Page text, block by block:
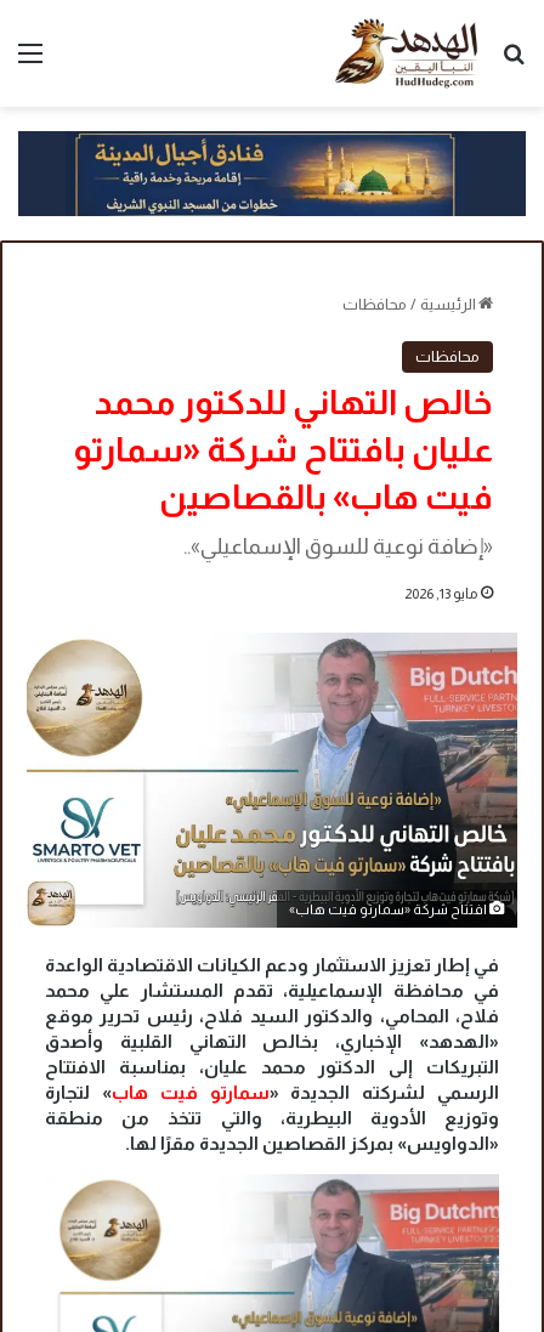
بحث عن
الرئيسية / محافظات
محافظات
خالص التهاني للدكتور محمد
عليان بافتتاح شركة «سمارتو
فيت هاب» بالقصاصين
«إضافة نوعية للسوق الإسماعيلي»..
مايو 13, 2026
افتتاح شركة «سمارتو فيت هاب»
في إطار تعزيز الاستثمار ودعم الكيانات الاقتصادية الواعدة
في محافظة الإسماعيلية، تقدم المستشار علي محمد
فلاح، المحامي، والدكتور السيد فلاح، رئيس تحرير موقع
«الهدهد» الإخباري، بخالص التهاني القلبية وأصدق
التبريكات إلى الدكتور محمد عليان، بمناسبة الافتتاح
الرسمي لشركته الجديدة «سمارتو فيت هاب» لتجارة
وتوزيع الأدوية البيطرية، والتي تتخذ من منطقة
«الدواويس» بمركز القصاصين الجديدة مقرًا لها.